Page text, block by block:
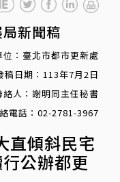
新聞稿
位：臺北市都市更新處
稿日期：113年7月2日
絡人：謝明同主任秘書
電話：02-2781-3967
直傾斜民宅
公辦都更